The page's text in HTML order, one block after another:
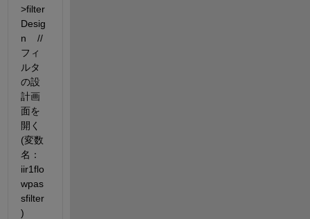
>filter
Desig
n    //
フィ
ルタ
の設
計画
面を
開く
(変数
名：
iir1flo
wpas
sfilter
)